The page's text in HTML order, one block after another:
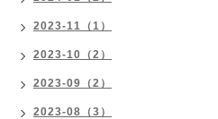
2023-11（1）
2023-10（2）
2023-09（2）
2023-08（3）